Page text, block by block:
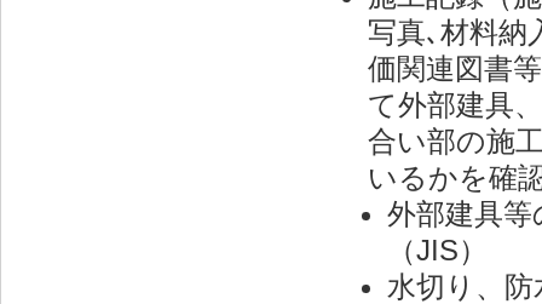
写真､材料納
価関連図書
て外部建具
合い部の施
いるかを確
外部建具等
（JIS）
水切り、